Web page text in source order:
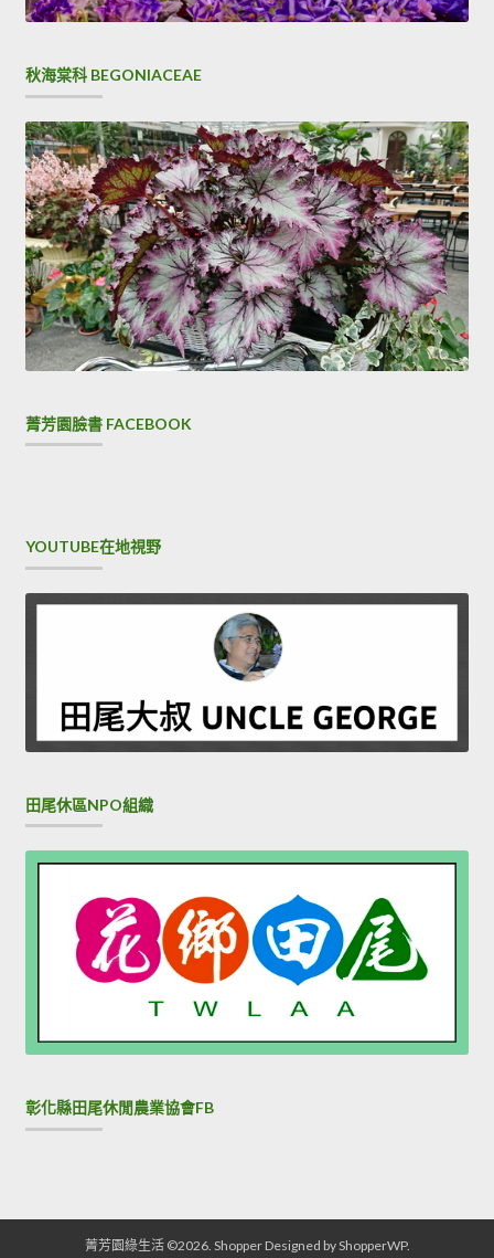
秋海棠科 BEGONIACEAE
菁芳園臉書 FACEBOOK
YOUTUBE在地視野
田尾休區NPO組織
彰化縣田尾休閒農業協會FB
菁芳園綠生活 ©2026. ShopperDesigned byShopperWP.